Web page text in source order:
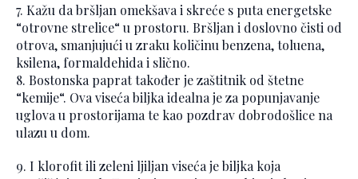
7. Kažu da bršljan omekšava i skreće s puta energetske
“otrovne strelice“ u prostoru. Bršljan i doslovno čisti od
otrova, smanjujući u zraku količinu benzena, toluena,
ksilena, formaldehida i slično.
8. Bostonska paprat također je zaštitnik od štetne
“kemije“. Ova viseća biljka idealna je za popunjavanje
uglova u prostorijama te kao pozdrav dobrodošlice na
ulazu u dom.
9. I klorofit ili zeleni ljiljan viseća je biljka koja